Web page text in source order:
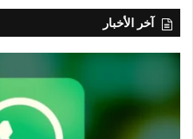
آخر الأخبار